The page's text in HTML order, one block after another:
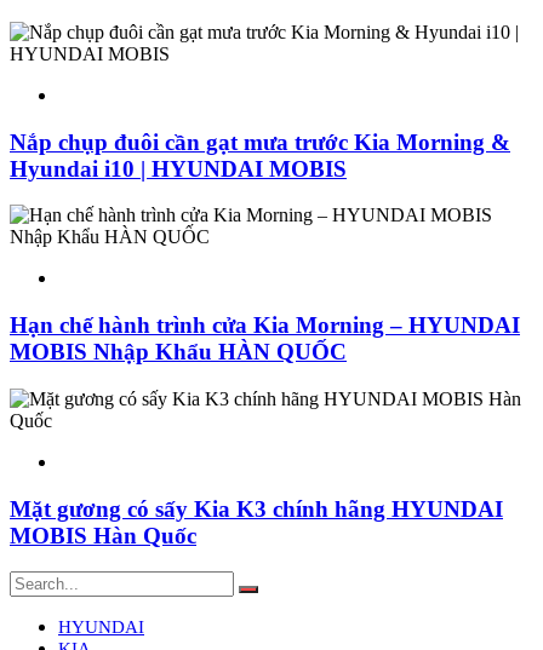
Nắp chụp đuôi cần gạt mưa trước Kia Morning &
Hyundai i10 | HYUNDAI MOBIS
Hạn chế hành trình cửa Kia Morning – HYUNDAI
MOBIS Nhập Khẩu HÀN QUỐC
Mặt gương có sấy Kia K3 chính hãng HYUNDAI
MOBIS Hàn Quốc
HYUNDAI